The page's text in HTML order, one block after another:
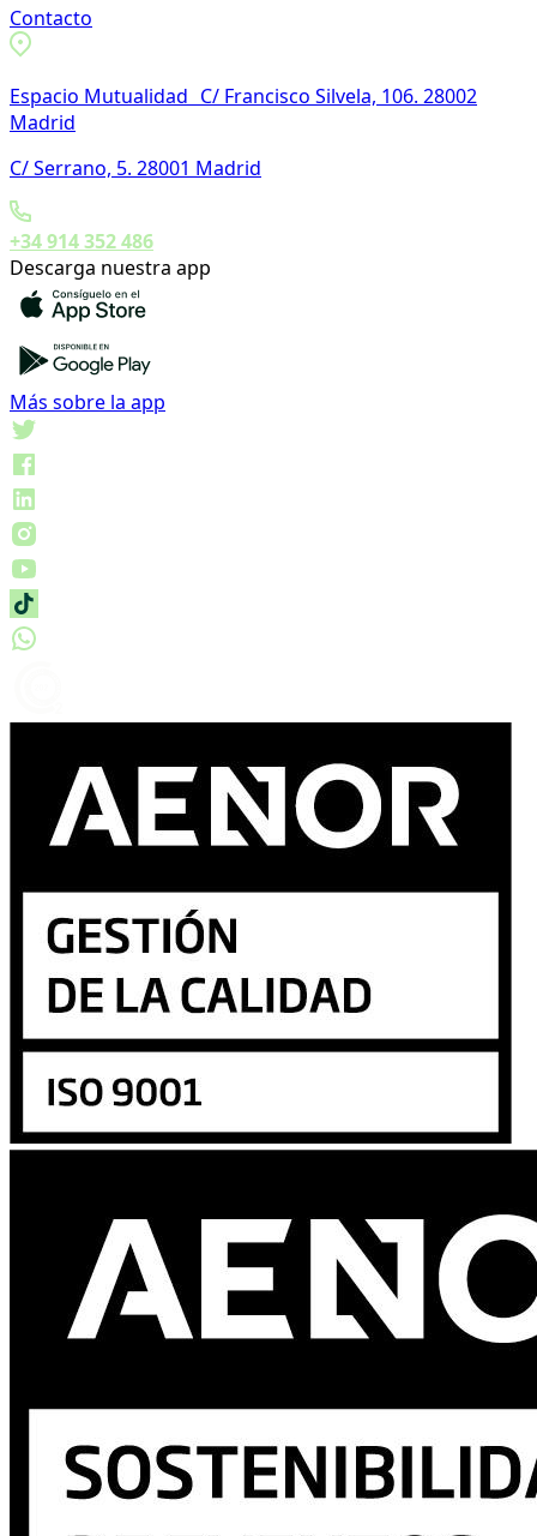
Contacto
Espacio Mutualidad C/ Francisco Silvela, 106. 28002
Madrid
C/ Serrano, 5. 28001 Madrid
+34 914 352 486
Descarga nuestra app
Más sobre la app